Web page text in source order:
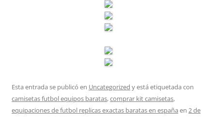
Esta entrada se publicó en Uncategorized y está etiquetada con
camisetas futbol equipos baratas,comprar kit camisetas,
equipaciones de futbol replicas exactas baratas en españa en 2 de